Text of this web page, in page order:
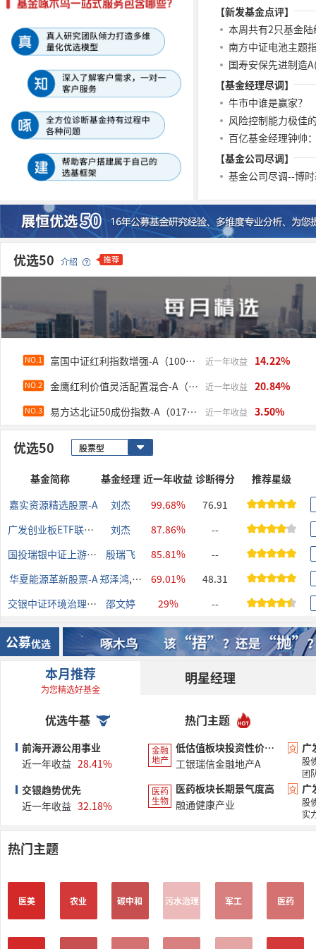
【新发基金点评】
南方中证电池主题
国寿安保先进制造
【基金经理尽调】
牛市中谁是赢家？
【基金公司尽调】
基金公司尽调--博
优选50 介绍
NO.1 富国中证红利指数增强-A（100032） 近一年收益 14.22%
NO.2 金鹰红利价值灵活配置混合-A（210002） 近一年收益 20.84%
NO.3 易方达北证50成份指数-A（017515） 近一年收益 3.50%
优选50
基金简称 基金经理 近一年收益 诊断得分
推荐星级
嘉实资源精选股票-A
刘杰 99.68%
76.91
广发创业板ETF联接-A
刘杰 87.86%
--
国投瑞银中证上游资源产业指数(LOF)-A
殷瑞飞 85.81%
--
华夏能源革新股票-A郑泽鸿,杨宇69.01%
48.31
交银中证环境治理指数(LOF)-A
邵文婷 29% --
公募优选
本月推荐
为您精选好基金
明星经理
优选牛基
前海开源公用事业
近一年收益 28.41%
交银趋势优先
近一年收益 32.18%
热门主题
金融
地产
低估值板块投资性价比凸显
工银瑞信金融地产A
医药
生物
医药板块长期景气度高
融通健康产业
股
团
广
股
实
热门主题
医美 农业 碳中和 污水治理 军工 医药